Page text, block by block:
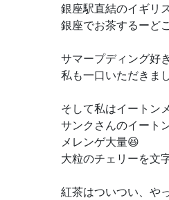
銀座駅直結のイギリ
銀座でお茶するーど
サマープディング好
私も一口いただきま
そして私はイートン
サンクさんのイート
メレンゲ大量😆
大粒のチェリーを文
紅茶はついつい、や